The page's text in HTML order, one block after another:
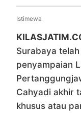
Istimewa
Surabaya
penyampaian
Cahyadi akhir
khusus atau